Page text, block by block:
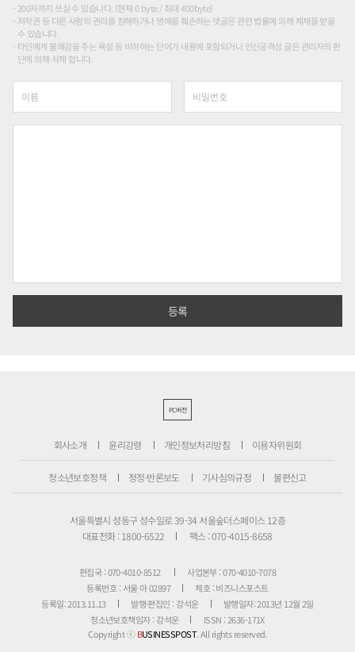
200자까지 쓰실 수 있습니다. (현재 0 byte / 최대 400byte)
저작권 등 다른 사람의 권리를 침해하거나 명예를 훼손하는 댓글은 관련 법률에 의해 제재를 받을
수 있습니다.
타인에게 불쾌감을 주는 욕설 등 비하하는 단어가 내용에 포함되거나 인신공격성 글은 관리자의 판
단에 의해 삭제 합니다.
PC버전
회사소개 윤리강령 개인정보처리방침 이용자위원회
청소년보호정책 정정·반론보도 기사심의규정 불편신고
서울특별시 성동구 성수일로 39-34 서울숲더스페이스 12층
대표전화 : 1800-6522
팩스 : 070-4015-8658
편집국 : 070-4010-8512
사업본부 : 070-4010-7078
등록번호 : 서울 아 02897
제호 : 비즈니스포스트
등록일: 2013.11.13
발행·편집인 : 강석운
발행일자: 2013년 12월 2일
청소년보호책임자 : 강석운
ISSN : 2636-171X
Copyright ⓒBUSINESSPOST. All rights reserved.